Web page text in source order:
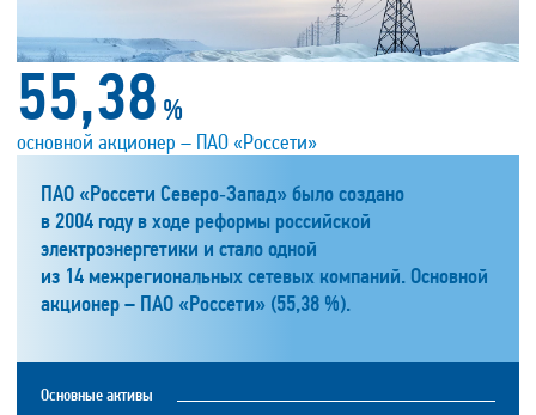
55,38 %
основной акционер – ПАО «Россети»
ПАО «Россети Северо‑Запад» было создано
в 2004 году в ходе реформы российской
электроэнергетики и стало одной
из 14 межрегиональных сетевых компаний. Основной
акционер – ПАО «Россети» (55,38 %).
Основные активы